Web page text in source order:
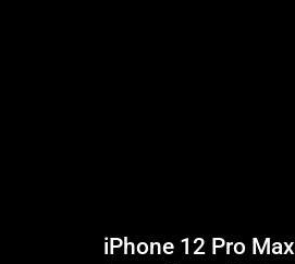
iPhone 12 Pro Max